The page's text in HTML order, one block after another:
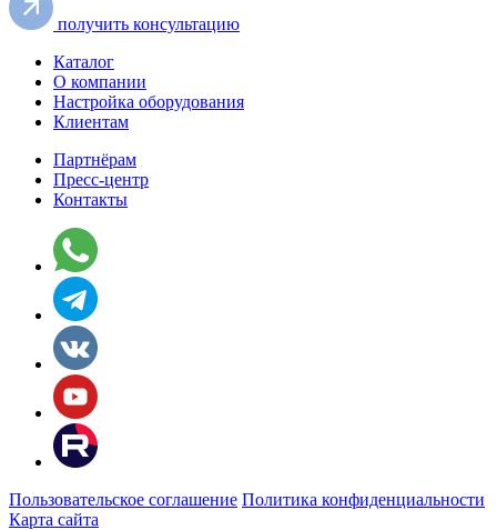
получить консультацию
Каталог
О компании
Настройка оборудования
Клиентам
Партнёрам
Пресс-центр
Контакты
Пользовательское соглашение Политика конфиденциальности
Карта сайта